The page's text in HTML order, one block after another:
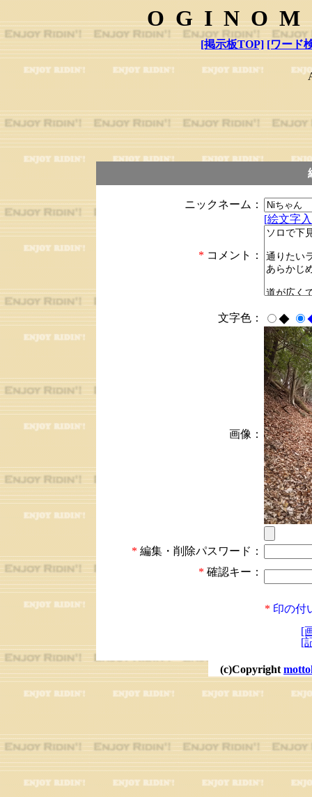
[掲示板TOP] [ワード
ニックネーム：
* コメント：
[絵文字
文字色： ◆
画像：
* 編集・削除パスワード：
* 確認キー：
* 印の付
[
[
(c)Copyright